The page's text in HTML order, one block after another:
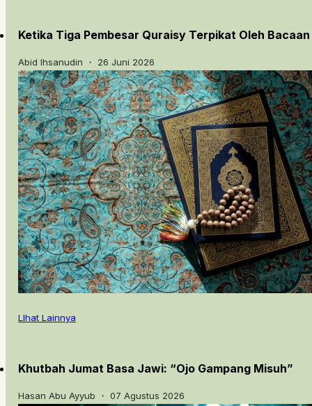
Ketika Tiga Pembesar Quraisy Terpikat Oleh Bacaan
Abid Ihsanudin ・ 26 Juni 2026
LIhat Lainnya
Khutbah Jumat Basa Jawi: “Ojo Gampang Misuh”
Hasan Abu Ayyub ・ 07 Agustus 2026